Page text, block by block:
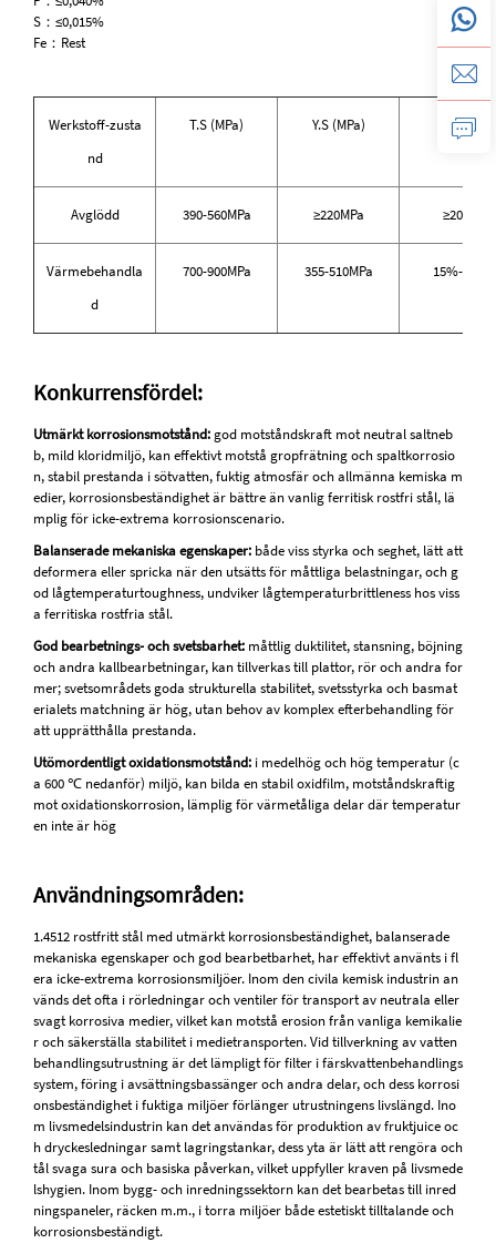
S：≤0,015%
Fe：Rest
Werkstoff-zusta
nd
T.S (MPa) Y.S (MPa) EL(%)
Avglödd 390-560MPa ≥220MPa ≥20％
Värmebehandla
d
700-900MPa 355-510MPa 15%-25%
Konkurrensfördel:
Utmärkt korrosionsmotstånd:god motståndskraft mot neutral saltneb
b, mild kloridmiljö, kan effektivt motstå gropfrätning och spaltkorrosio
n, stabil prestanda i sötvatten, fuktig atmosfär och allmänna kemiska m
edier, korrosionsbeständighet är bättre än vanlig ferritisk rostfri stål, lä
mplig för icke-extrema korrosionscenario.
Balanserade mekaniska egenskaper: både viss styrka och seghet, lätt att
deformera eller spricka när den utsätts för måttliga belastningar, och g
od lågtemperaturtoughness, undviker lågtemperaturbrittleness hos viss
a ferritiska rostfria stål.
God bearbetnings- och svetsbarhet: måttlig duktilitet, stansning, böjning
och andra kallbearbetningar, kan tillverkas till plattor, rör och andra for
mer; svetsområdets goda strukturella stabilitet, svetsstyrka och basmat
erialets matchning är hög, utan behov av komplex efterbehandling för
att upprätthålla prestanda.
Utömordentligt oxidationsmotstånd: i medelhög och hög temperatur (c
a 600 ℃ nedanför) miljö, kan bilda en stabil oxidfilm, motståndskraftig
mot oxidationskorrosion, lämplig för värmetåliga delar där temperatur
en inte är hög
Användningsområden:
1.4512 rostfritt stål med utmärkt korrosionsbeständighet, balanserade
mekaniska egenskaper och god bearbetbarhet, har effektivt använts i fl
era icke-extrema korrosionsmiljöer. Inom den civila kemisk industrin an
vänds det ofta i rörledningar och ventiler för transport av neutrala eller
svagt korrosiva medier, vilket kan motstå erosion från vanliga kemikalie
r och säkerställa stabilitet i medietransporten. Vid tillverkning av vatten
behandlingsutrustning är det lämpligt för filter i färskvattenbehandlings
system, föring i avsättningsbassänger och andra delar, och dess korrosi
onsbeständighet i fuktiga miljöer förlänger utrustningens livslängd. Ino
m livsmedelsindustrin kan det användas för produktion av fruktjuice oc
h dryckesledningar samt lagringstankar, dess yta är lätt att rengöra och
tål svaga sura och basiska påverkan, vilket uppfyller kraven på livsmede
lshygien. Inom bygg- och inredningssektorn kan det bearbetas till inred
ningspaneler, räcken m.m., i torra miljöer både estetiskt tilltalande och
korrosionsbeständigt.